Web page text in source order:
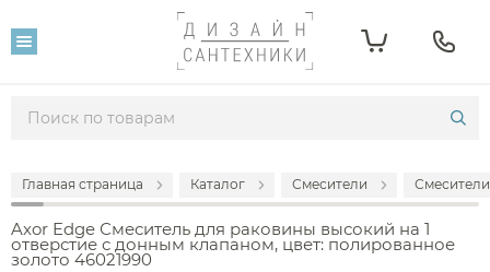
Главная страница Каталог Смесители
Axor Edge Смеситель для раковины высокий на 1
отверстие с донным клапаном, цвет: полированное
золото 46021990